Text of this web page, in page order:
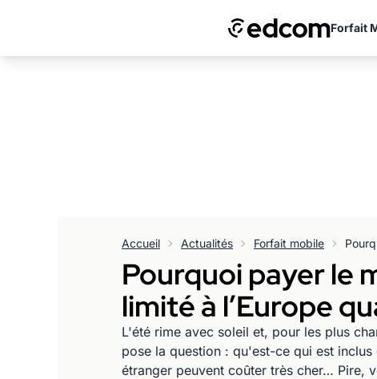
Forfait
Accueil Actualités Forfait mobile
Pourquoi payer le
limité à l’Europe
L'été rime avec soleil et, pour les plus
pose la question : qu'est-ce qui est
étranger peuvent coûter très cher… Pire,